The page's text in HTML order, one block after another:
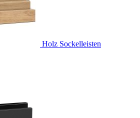
Holz Sockelleisten